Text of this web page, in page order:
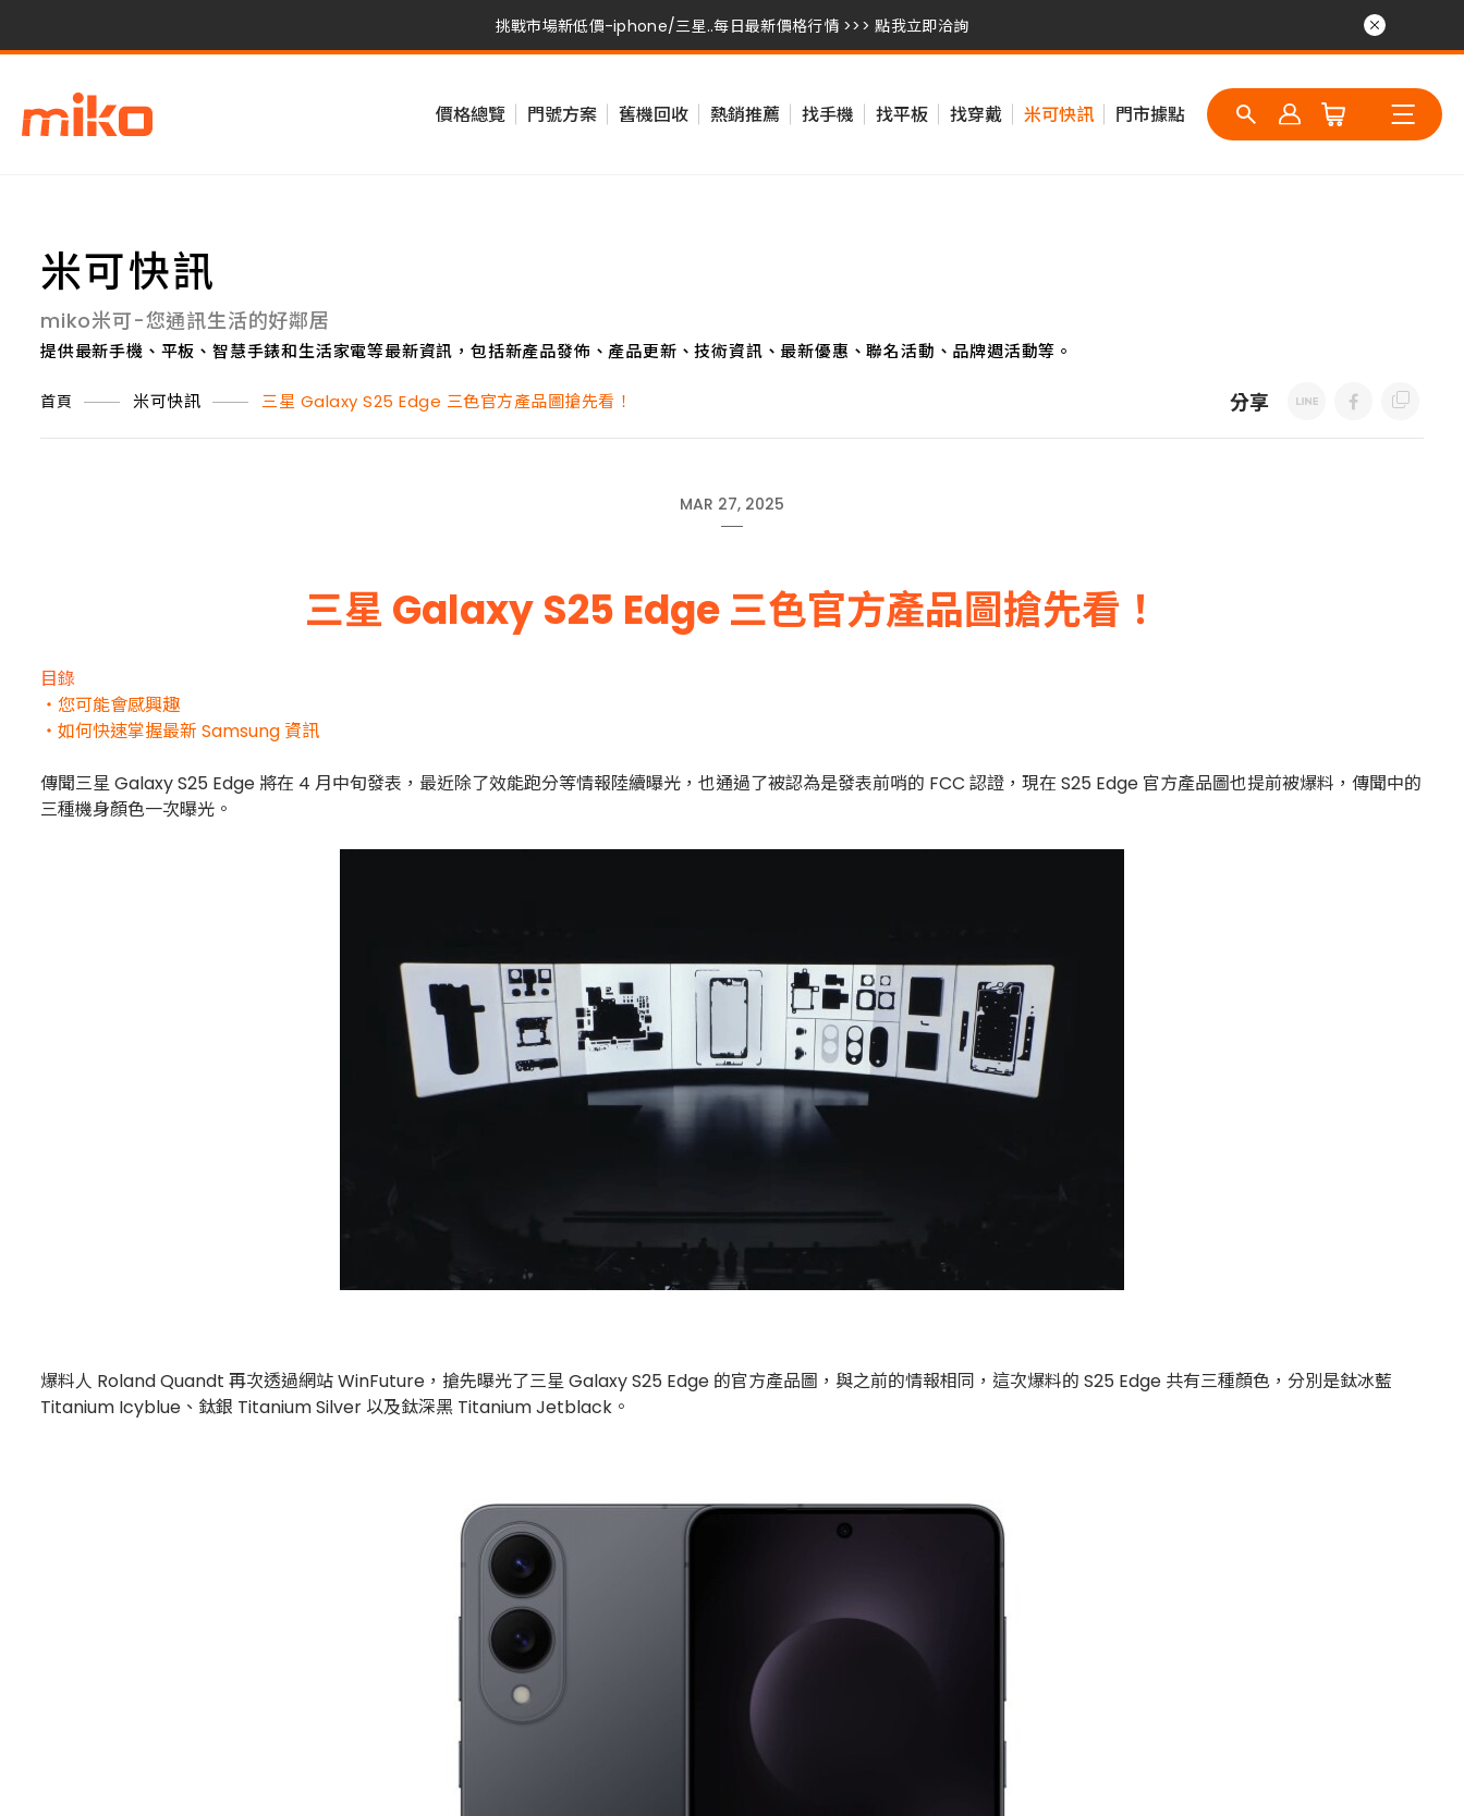
挑戰市場新低價-iphone/三星..每日最新價格行情 >>> 點我立即洽詢
挑戰市場新低價-iphone/三星..每日最新價格行情 >>> 點我立即洽詢
價格總覽 門號方案 舊機回收 熱銷推薦 找手機 找平板 找穿戴 米可快訊 門市據點
米可快訊
miko米可-您通訊生活的好鄰居
提供最新手機、平板、智慧手錶和生活家電等最新資訊，包括新產品發佈、產品更新、技術資訊、最新優惠、聯名活動、品牌週活動等。
首頁 米可快訊 三星 Galaxy S25 Edge 三色官方產品圖搶先看！ 分享
MAR 27, 2025
三星 Galaxy S25 Edge 三色官方產品圖搶先看！
目錄
・您可能會感興趣
・如何快速掌握最新 Samsung 資訊
傳聞三星 Galaxy S25 Edge 將在 4 月中旬發表，最近除了效能跑分等情報陸續曝光，也通過了被認為是發表前哨的 FCC 認證，現在 S25 Edge 官方產品圖也提前被爆料，傳聞中的
三種機身顏色一次曝光。
爆料人 Roland Quandt 再次透過網站 WinFuture，搶先曝光了三星 Galaxy S25 Edge 的官方產品圖，與之前的情報相同，這次爆料的 S25 Edge 共有三種顏色，分別是鈦冰藍
Titanium Icyblue、鈦銀 Titanium Silver 以及鈦深黑 Titanium Jetblack。